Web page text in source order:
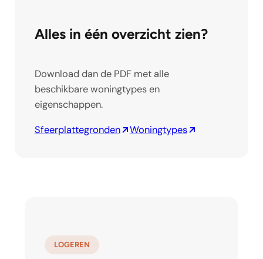
Alles in één overzicht zien?
Download dan de PDF met alle
beschikbare woningtypes en
eigenschappen.
Sfeerplattegronden Woningtypes
LOGEREN